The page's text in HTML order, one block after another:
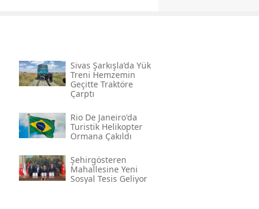
Sivas Şarkışla’da Yük
Treni Hemzemin
Geçitte Traktöre
Çarptı
Rio De Janeiro'da
Turistik Helikopter
Ormana Çakıldı
Şehirgösteren
Mahallesine Yeni
Sosyal Tesis Geliyor